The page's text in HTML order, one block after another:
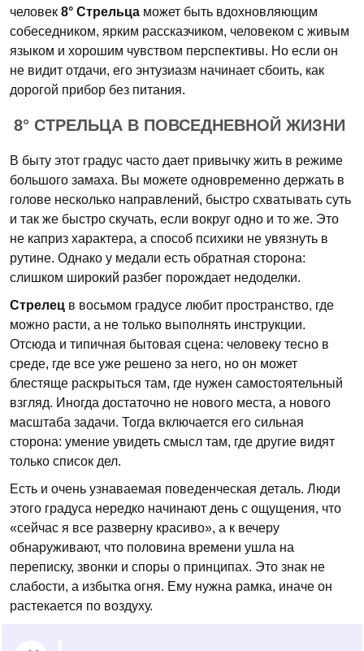
человек 8° Стрельца может быть вдохновляющим
собеседником, ярким рассказчиком, человеком с живым
языком и хорошим чувством перспективы. Но если он
не видит отдачи, его энтузиазм начинает сбоить, как
дорогой прибор без питания.
8° СТРЕЛЬЦА В ПОВСЕДНЕВНОЙ ЖИЗНИ
В быту этот градус часто дает привычку жить в режиме
большого замаха. Вы можете одновременно держать в
голове несколько направлений, быстро схватывать суть
и так же быстро скучать, если вокруг одно и то же. Это
не каприз характера, а способ психики не увязнуть в
рутине. Однако у медали есть обратная сторона:
слишком широкий разбег порождает недоделки.
Стрелец в восьмом градусе любит пространство, где
можно расти, а не только выполнять инструкции.
Отсюда и типичная бытовая сцена: человеку тесно в
среде, где все уже решено за него, но он может
блестяще раскрыться там, где нужен самостоятельный
взгляд. Иногда достаточно не нового места, а нового
масштаба задачи. Тогда включается его сильная
сторона: умение увидеть смысл там, где другие видят
только список дел.
Есть и очень узнаваемая поведенческая деталь. Люди
этого градуса нередко начинают день с ощущения, что
«сейчас я все разверну красиво», а к вечеру
обнаруживают, что половина времени ушла на
переписку, звонки и споры о принципах. Это знак не
слабости, а избытка огня. Ему нужна рамка, иначе он
растекается по воздуху.